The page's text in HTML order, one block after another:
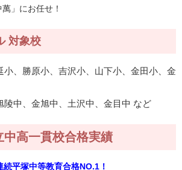
」にお任せ！
対象校
、勝原小、吉沢小、山下小、金田小、金
中、金旭中、土沢中、金目中 など
中高一貫校合格実績
平塚中等教育合格NO.1！